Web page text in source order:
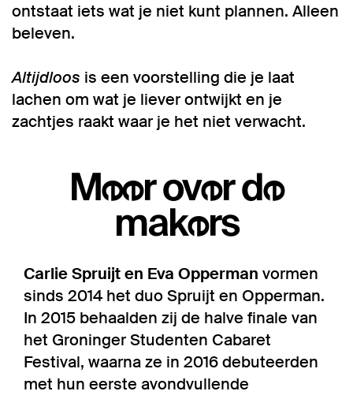
ontstaat iets wat je niet kunt plannen. Alleen
beleven.
Altijdloos is een voorstelling die je laat
lachen om wat je liever ontwijkt en je
zachtjes raakt waar je het niet verwacht.
Meer over de
makers
Carlie Spruijt en Eva Opperman vormen
sinds 2014 het duo Spruijt en Opperman.
In 2015 behaalden zij de halve finale van
het Groninger Studenten Cabaret
Festival, waarna ze in 2016 debuteerden
met hun eerste avondvullende